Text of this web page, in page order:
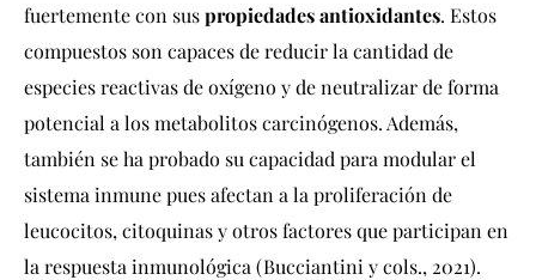
fuertemente con suspropiedades antioxidantes. Estos
compuestos son capaces de reducir la cantidad de
especies reactivas de oxígeno y de neutralizar de forma
potencial a los metabolitos carcinógenos. Además,
también se ha probado su capacidad para modular el
sistema inmune pues afectan a la proliferación de
leucocitos, citoquinas y otros factores que participan en
la respuesta inmunológica (Bucciantini y cols., 2021).